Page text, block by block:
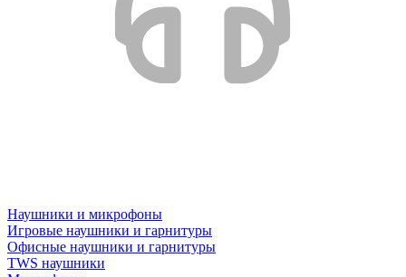
Наушники и микрофоны
Игровые наушники и гарнитуры
Офисные наушники и гарнитуры
TWS наушники